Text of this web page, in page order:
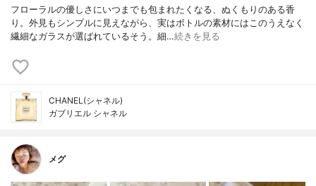
フローラルの優しさにいつまでも包まれたくなる、ぬくもりのある香
り。外見もシンプルに見えながら、実はボトルの素材にはこのうえなく
繊細なガラスが選ばれているそう。細…続きを見る
CHANEL(シャネル)
ガブリエル シャネル
メグ